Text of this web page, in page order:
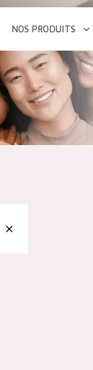
NOS PRODUITS
TYPE DE PRODUIT
Crème de Jour
Crème de Nuit